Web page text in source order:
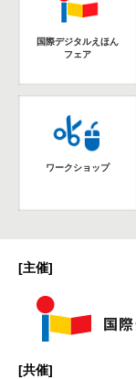
国際デジタルえほん
フェア
ワークショップ
[主催]
[共催]